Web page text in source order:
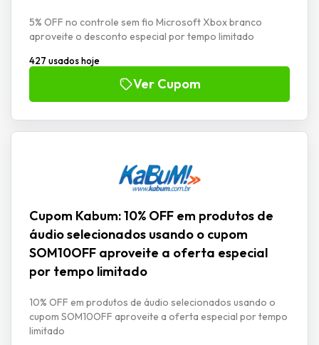
5% OFF no controle sem fio Microsoft Xbox branco
aproveite o desconto especial por tempo limitado
427 usados hoje
Ver Cupom
Cupom Kabum: 10% OFF em produtos de
áudio selecionados usando o cupom
SOM10OFF aproveite a oferta especial
por tempo limitado
10% OFF em produtos de áudio selecionados usando o
cupom SOM10OFF aproveite a oferta especial por tempo
limitado